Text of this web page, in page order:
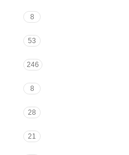
8
53
246
8
28
21